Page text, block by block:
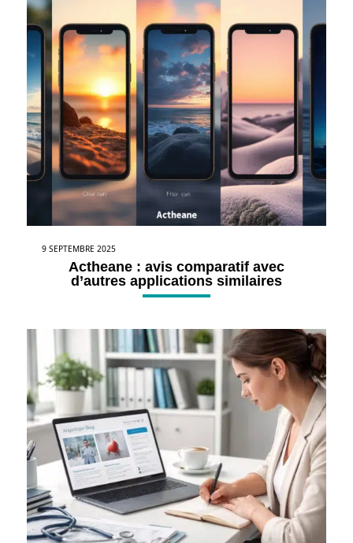
9 SEPTEMBRE 2025
Actheane : avis comparatif avec
d’autres applications similaires